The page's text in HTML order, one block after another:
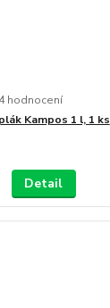
4 hodnocení
Kampos 1 l, 1 ks
Detail